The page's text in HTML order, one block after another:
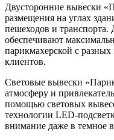
Двусторонние вывески
размещения на углах
пешеходов и транспорта.
обеспечивают
парикмахерской с
клиентов.
Световые вывески
атмосферу и
помощью световых
технологии LED-
внимание даже в темное